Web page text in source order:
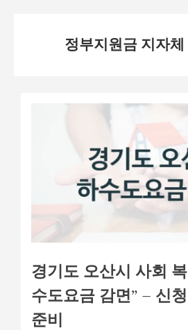
정부지원금 지자체
경기도 오산시 사회
수도요금 감면” – 신
준비